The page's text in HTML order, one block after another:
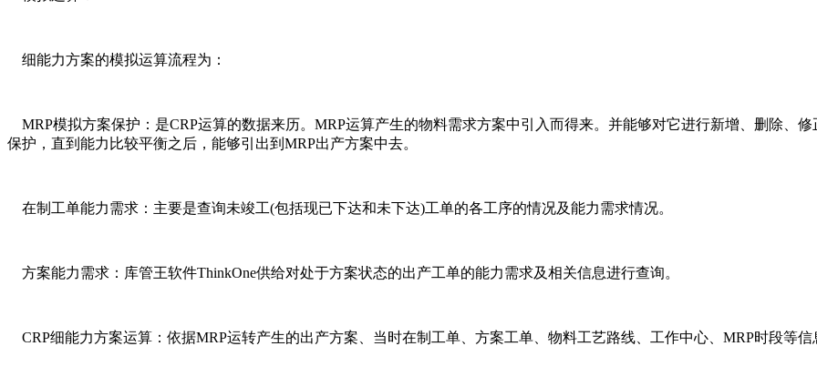
细能力方案的模拟运算流程为：
MRP模拟方案保护：是CRP运算的数据来历。MRP运算产生的物料需求方案中引入而得来。并能够对它进行新增、删除、
保护，直到能力比较平衡之后，能够引出到MRP出产方案中去。
在制工单能力需求：主要是查询未竣工(包括现已下达和未下达)工单的各工序的情况及能力需求情况。
方案能力需求：库管王软件ThinkOne供给对处于方案状态的出产工单的能力需求及相关信息进行查询。
CRP细能力方案运算：依据MRP运转产生的出产方案、当时在制工单、方案工单、物料工艺路线、工作中心、MRP时段等信